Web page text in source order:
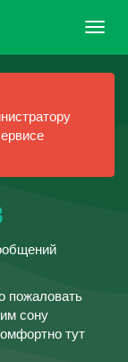
пожаловать
сону
тут